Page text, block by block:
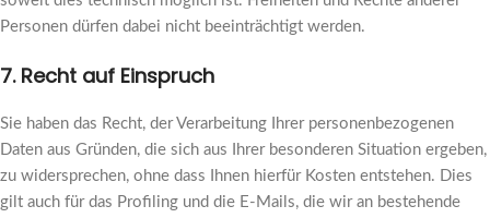
Personen dürfen dabei nicht beeinträchtigt werden.
7. Recht auf Einspruch
Sie haben das Recht, der Verarbeitung Ihrer personenbezogenen
Daten aus Gründen, die sich aus Ihrer besonderen Situation ergeben,
zu widersprechen, ohne dass Ihnen hierfür Kosten entstehen. Dies
gilt auch für das Profiling und die E-Mails, die wir an bestehende